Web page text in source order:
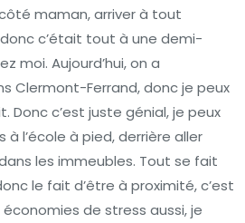
maman, arriver à tout
c’était tout à une demi-
moi. Aujourd’hui, on a
Clermont-Ferrand, donc je peux
Donc c’est juste génial, je peux
l’école à pied, derrière aller
les immeubles. Tout se fait
le fait d’être à proximité, c’est
de stress aussi, je